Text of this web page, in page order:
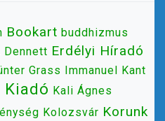
Bookart buddhizmus
Dennett Erdélyi Híradó
Grass Immanuel Kant
Kali Ágnes
Kolozsvár Korunk